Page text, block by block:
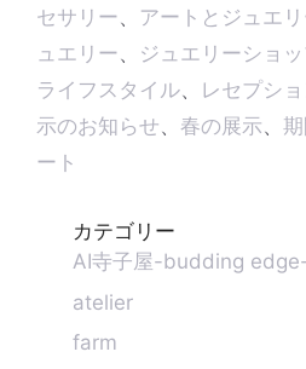
セサリー、 アートとジュエ
ュエリー、 ジュエリーショ
ライフスタイル、 レセプシ
示のお知らせ、 春の展示、
ート
カテゴリー
AI寺子屋-budding
atelier
farm